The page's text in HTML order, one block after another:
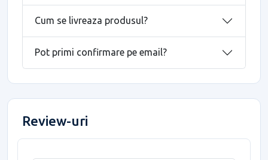
Cum se livreaza produsul?
Pot primi confirmare pe email?
Review-uri